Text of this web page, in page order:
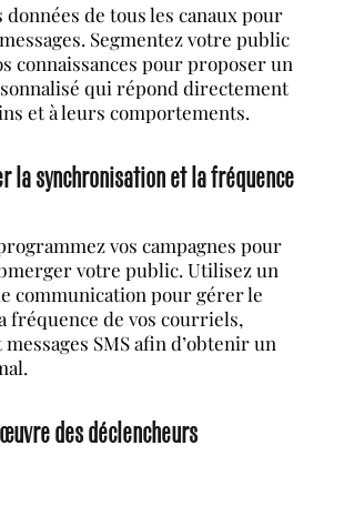
données de tous les canaux pour
Segmentez votre public
connaissances pour proposer un
qui répond directement
et à leurs comportements.
la synchronisation et la fréquence
vos campagnes pour
votre public. Utilisez un
communication pour gérer le
fréquence de vos courriels,
SMS afin d’obtenir un
des déclencheurs